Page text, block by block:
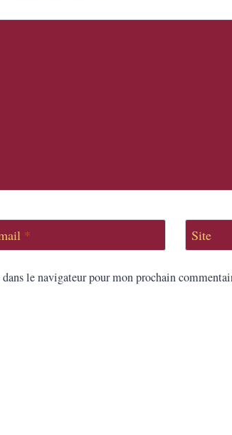
* Site
le navigateur pour mon prochain